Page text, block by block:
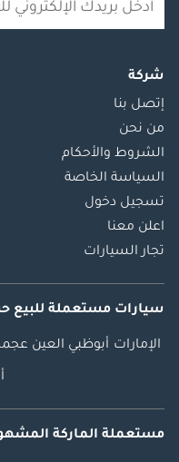
شركة
إتصل بنا
من نحن
الشروط والأحكام
السياسة الخاصة
تسجيل دخول
اعلن معنا
تجار السيارات
سيارات مستعملة للبيع
الإمارات أبوظبي العين
مستعملة الماركة